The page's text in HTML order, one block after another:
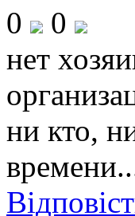
0
0
нет
ни кто,